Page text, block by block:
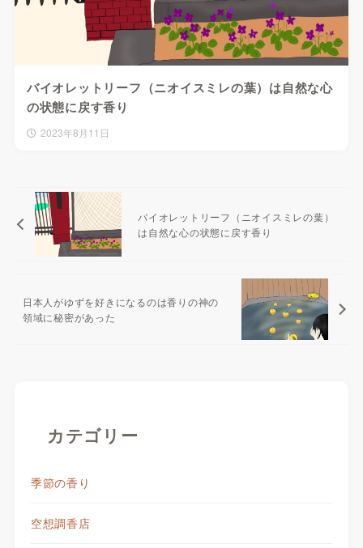
バイオレットリーフ（ニオイスミレの葉）は自然な心
の状態に戻す香り
2023年8月11日
バイオレットリーフ（ニオイスミレの葉）
は自然な心の状態に戻す香り
日本人がゆずを好きになるのは香りの神の
領域に秘密があった
カテゴリー
季節の香り
空想調香店